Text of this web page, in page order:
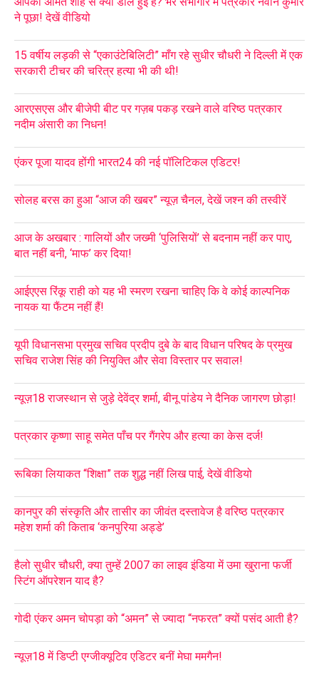
ने पूछा! देखें वीडियो
15 वर्षीय लड़की से “एकाउंटेबिलिटी” माँग रहे सुधीर चौधरी ने दिल्ली में एक
सरकारी टीचर की चरित्र हत्या भी की थी!
आरएसएस और बीजेपी बीट पर गज़ब पकड़ रखने वाले वरिष्ठ पत्रकार
नदीम अंसारी का निधन!
एंकर पूजा यादव होंगी भारत24 की नई पॉलिटिकल एडिटर!
सोलह बरस का हुआ “आज की खबर” न्यूज़ चैनल, देखें जश्न की तस्वीरें
आज के अखबार : गालियों और जख्मी ‘पुलिसियों’ से बदनाम नहीं कर पाए,
बात नहीं बनी, ‘माफ’ कर दिया!
आईएएस रिंकू राही को यह भी स्मरण रखना चाहिए कि वे कोई काल्पनिक
नायक या फैंटम नहीं हैं!
यूपी विधानसभा प्रमुख सचिव प्रदीप दुबे के बाद विधान परिषद के प्रमुख
सचिव राजेश सिंह की नियुक्ति और सेवा विस्तार पर सवाल!
न्यूज़18 राजस्थान से जुड़े देवेंद्र शर्मा, बीनू पांडेय ने दैनिक जागरण छोड़ा!
पत्रकार कृष्णा साहू समेत पाँच पर गैंगरेप और हत्या का केस दर्ज!
रूबिका लियाकत “शिक्षा” तक शुद्ध नहीं लिख पाई, देखें वीडियो
कानपुर की संस्कृति और तासीर का जीवंत दस्तावेज है वरिष्ठ पत्रकार
महेश शर्मा की किताब ‘कनपुरिया अड्डे’
हैलो सुधीर चौधरी, क्या तुम्हें 2007 का लाइव इंडिया में उमा खुराना फर्जी
स्टिंग ऑपरेशन याद है?
गोदी एंकर अमन चोपड़ा को “अमन” से ज्यादा “नफरत” क्यों पसंद आती है?
न्यूज़18 में डिप्टी एग्जीक्यूटिव एडिटर बनीं मेघा ममगैन!